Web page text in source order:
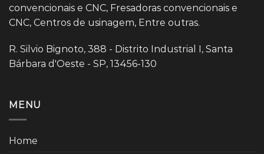
convencionais e CNC, Fresadoras convencionais e
CNC, Centros de usinagem, Entre outras.
R. Silvio Bignoto, 388 - Distrito Industrial I, Santa
Bárbara d'Oeste - SP, 13456-130
MENU
Home